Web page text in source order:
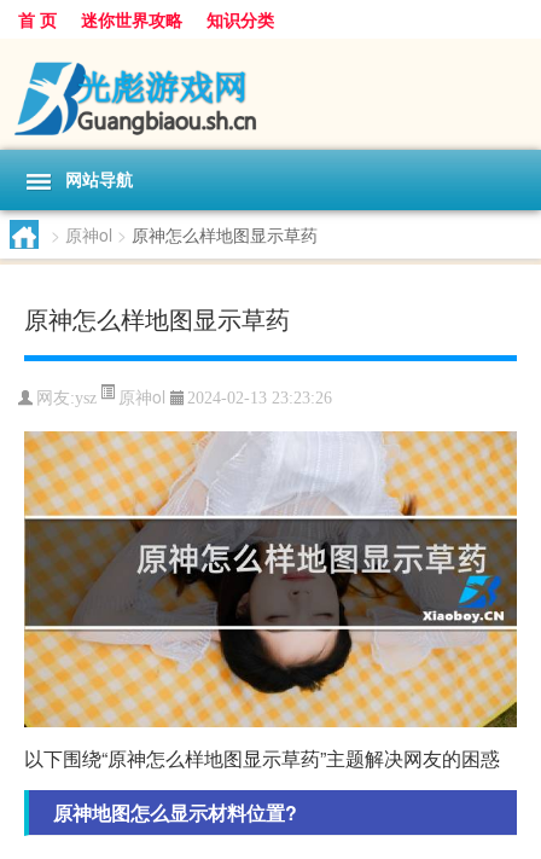
首 页 迷你世界攻略 知识分类
网站导航
> 原神ol > 原神怎么样地图显示草药
原神怎么样地图显示草药
网友:ysz 原神ol 2024-02-13 23:23:26
以下围绕“原神怎么样地图显示草药”主题解决网友的困惑
原神地图怎么显示材料位置?